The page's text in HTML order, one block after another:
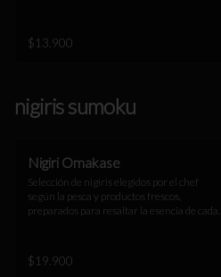
$13.900
nigiris sumoku
Nigiri Omakase
Selección de nigiris elegidos por el chef
según la pesca y productos frescos,
preparados para resaltar la esencia de cada
$19.900